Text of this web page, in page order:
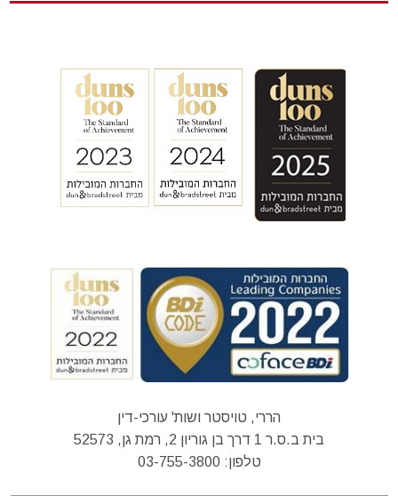
הררי, טויסטר ושות' עורכי-דין
בית ב.ס.ר 1 דרך בן גוריון 2, רמת גן, 52573
טלפון: 03-755-3800